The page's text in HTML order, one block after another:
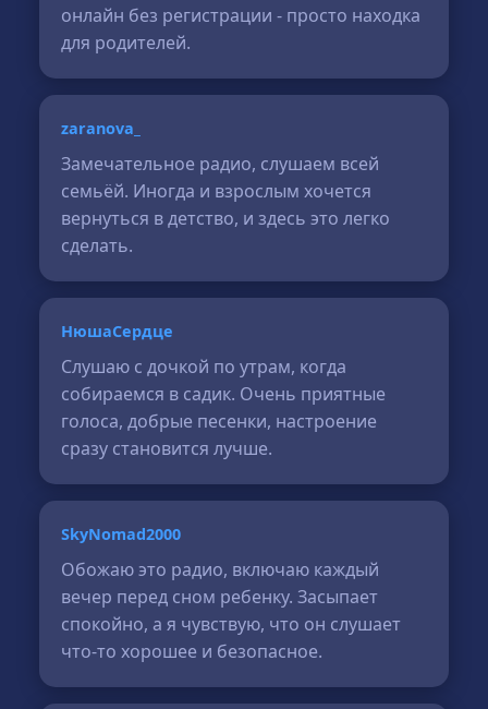
онлайн без регистрации - просто находка
для родителей.
zaranova_
Замечательное радио, слушаем всей
семьёй. Иногда и взрослым хочется
вернуться в детство, и здесь это легко
сделать.
НюшаСердце
Слушаю с дочкой по утрам, когда
собираемся в садик. Очень приятные
голоса, добрые песенки, настроение
сразу становится лучше.
SkyNomad2000
Обожаю это радио, включаю каждый
вечер перед сном ребенку. Засыпает
спокойно, а я чувствую, что он слушает
что-то хорошее и безопасное.